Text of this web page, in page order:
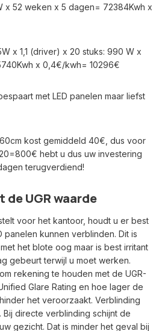
x 52 weken x 5 dagen= 72384Kwh x
x 1,1 (driver) x 20 stuks: 990 W x
x 0,4€/kwh= 10296€
met LED panelen maar liefst
kost gemiddeld 40€, dus voor
hebt u dus uw investering
terugverdiend!
de UGR waarde
voor het kantoor, houdt u er best
panelen kunnen verblinden. Dit is
het blote oog maar is best irritant
gebeurt terwijl u moet werken.
rekening te houden met de UGR-
Glare Rating en hoe lager de
het veroorzaakt. Verblinding
directe verblinding schijnt de
gezicht. Dat is minder het geval bij